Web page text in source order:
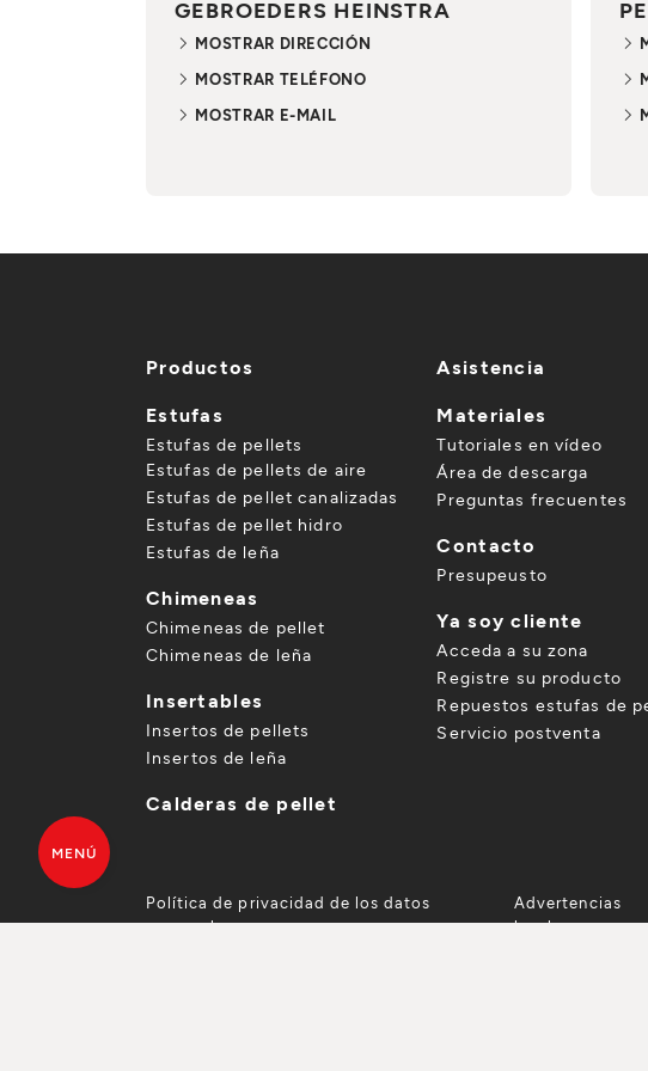
GEBROEDERS HEINSTRA
MOSTRAR DIRECCIÓN
MOSTRAR TELÉFONO
MOSTRAR E-MAIL
Productos
Estufas
Estufas de pellets
Estufas de pellets de aire
Estufas de pellet canalizadas
Estufas de pellet hidro
Estufas de leña
Chimeneas
Chimeneas de pellet
Chimeneas de leña
Insertables
Insertos de pellets
Insertos de leña
Calderas de pellet
Asistencia
Materiales
Tutoriales en vídeo
Área de descarga
Preguntas frecuentes
Contacto
Presupeusto
Ya soy cliente
Acceda a su zona
Registre su producto
Repuestos estufas de
Servicio postventa
Política de privacidad de los datos
personales
Advertencias
legales
MENÚ